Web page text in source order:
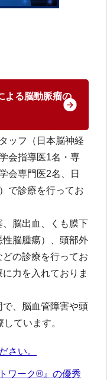
よる脳動脈瘤の
ッフ（日本脳神経
会指導医1名・専
会専門医2名、日
で診療を行ってお
脳出血、くも膜下
脳腫瘍）、頭部外
の診療を行ってお
力を入れておりま
、脳血管障害や頭
ています。
さい。
ワーク®』の優秀